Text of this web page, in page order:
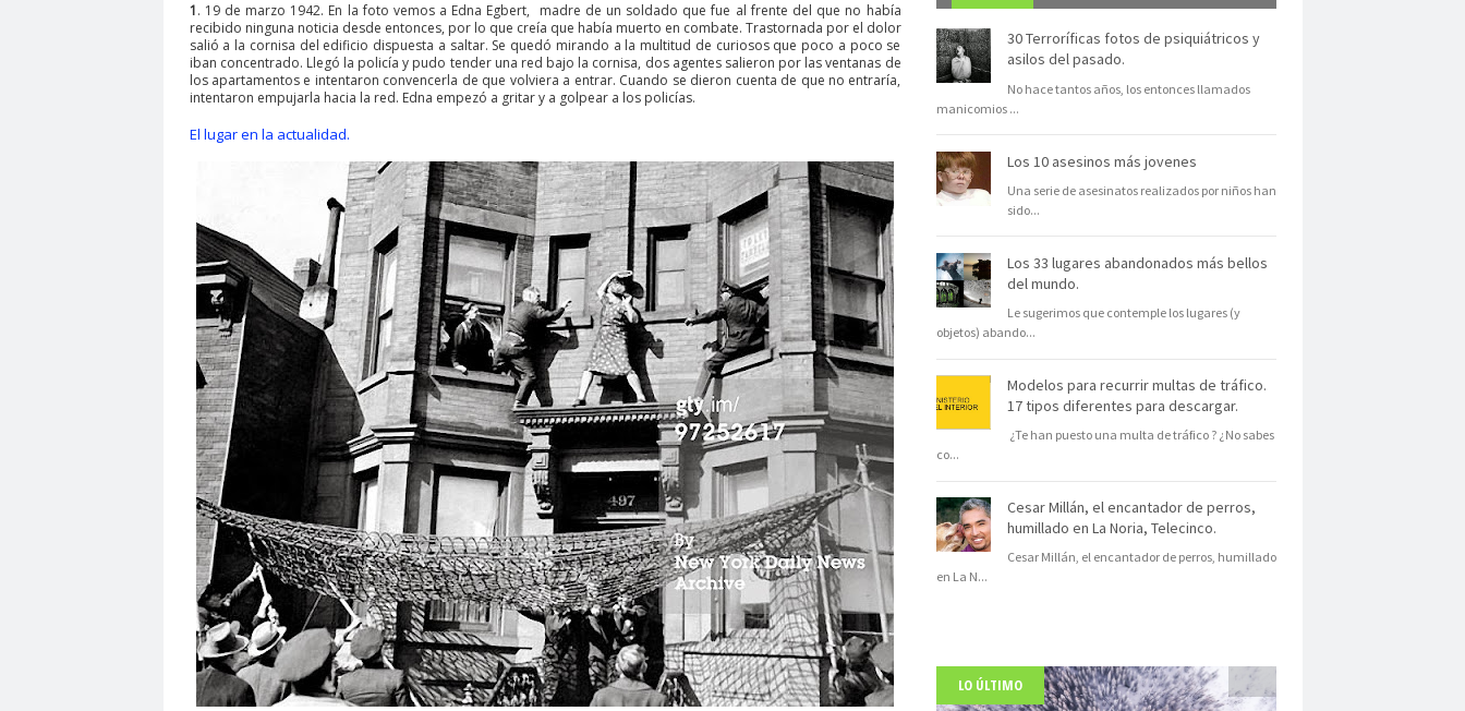
1. 19 de marzo 1942. En la foto vemos a Edna Egbert, madre de un soldado que fue al frente del que no había
recibido ninguna noticia desde entonces, por lo que creía que había muerto en combate. Trastornada por el dolor
salió a la cornisa del edificio dispuesta a saltar. Se quedó mirando a la multitud de curiosos que poco a poco se
iban concentrado. Llegó la policía y pudo tender una red bajo la cornisa, dos agentes salieron por las ventanas de
los apartamentos e intentaron convencerla de que volviera a entrar. Cuando se dieron cuenta de que no entraría,
intentaron empujarla hacia la red. Edna empezó a gritar y a golpear a los policías.
El lugar en la actualidad.
R
S
30 Terroríficas fotos de psiquiátricos y
asilos del pasado.
No hace tantos años, los entonces llamados
manicomios ...
Los 10 asesinos más jovenes
Una serie de asesinatos realizados por niños han
sido...
Los 33 lugares abandonados más bellos
del mundo.
Le sugerimos que contemple los lugares (y
objetos) abando...
Modelos para recurrir multas de tráfico.
17 tipos diferentes para descargar.
¿Te han puesto una multa de tráfico ? ¿No sabes
co...
Cesar Millán, el encantador de perros,
humillado en La Noria, Telecinco.
Cesar Millán, el encantador de perros, humillado
en La N...
LO ÚLTIMO